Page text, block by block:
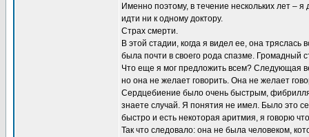
Именно поэтому, в течение нескольких лет –
идти ни к одному доктору.
Страх смерти.
В этой стадии, когда я видел ее, она
была почти в своего рода спазме. Громадный
Что еще я мог предложить всем? Следующая
но она не желает говорить. Она не желает
Сердцебиение было очень быстрым,
знаете случай. Я понятия не имел. Было это
быстро и есть некоторая аритмия, я говорю
Так что следовало: она не была человеком,